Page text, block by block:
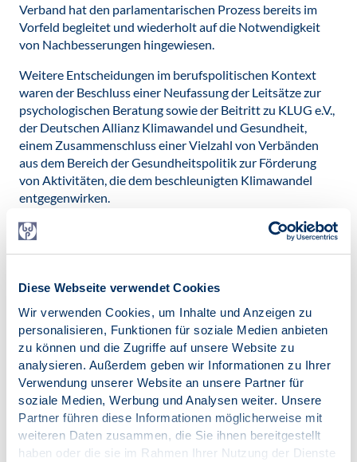
Diese Webseite verwendet Cookies
Wir verwenden Cookies, um Inhalte und Anzeigen zu
personalisieren, Funktionen für soziale Medien anbieten
zu können und die Zugriffe auf unsere Website zu
analysieren. Außerdem geben wir Informationen zu Ihrer
Verwendung unserer Website an unsere Partner für
soziale Medien, Werbung und Analysen weiter. Unsere
Partner führen diese Informationen möglicherweise mit
weiteren Daten zusammen, die Sie ihnen bereitgestellt
haben oder die sie im Rahmen Ihrer Nutzung der Dienste
Verband hat den parlamentarischen Prozess bereits im
Vorfeld begleitet und wiederholt auf die Notwendigkeit
von Nachbesserungen hingewiesen.
Weitere Entscheidungen im berufspolitischen Kontext
waren der Beschluss einer Neufassung der Leitsätze zur
psychologischen Beratung sowie der Beitritt zu KLUG e.V.,
der Deutschen Allianz Klimawandel und Gesundheit,
einem Zusammenschluss einer Vielzahl von Verbänden
aus dem Bereich der Gesundheitspolitik zur Förderung
von Aktivitäten, die dem beschleunigten Klimawandel
entgegenwirken.
Einige verbandsinterne Themen, wie der Jahresabschluss
2023 und der Haushalt 2025, standen ebenso auf der
über den Beginn der Diskussion der Verbandsstruktur
Bei den Wahlen zum DK-Vorstand wurden die
amtierenden Vorstandsmitglieder Michael Ziegelmayer
(Vorsitz), Nadine Ketterer und Gunter Nittel
(stellvertretender Vorsitz) in ihren Funktionen bestätigt.
Veröffentlicht am:
27.11.2024
Kategorien: